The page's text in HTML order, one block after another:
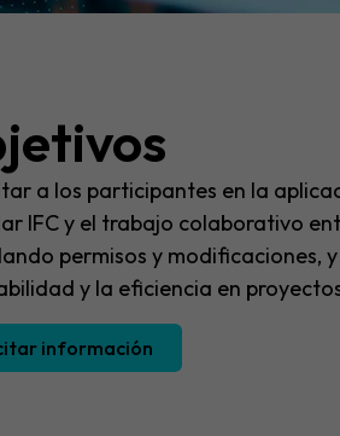
a los participantes en la
IFC y el trabajo colaborativo
permisos y modificaciones,
y la eficiencia en
información